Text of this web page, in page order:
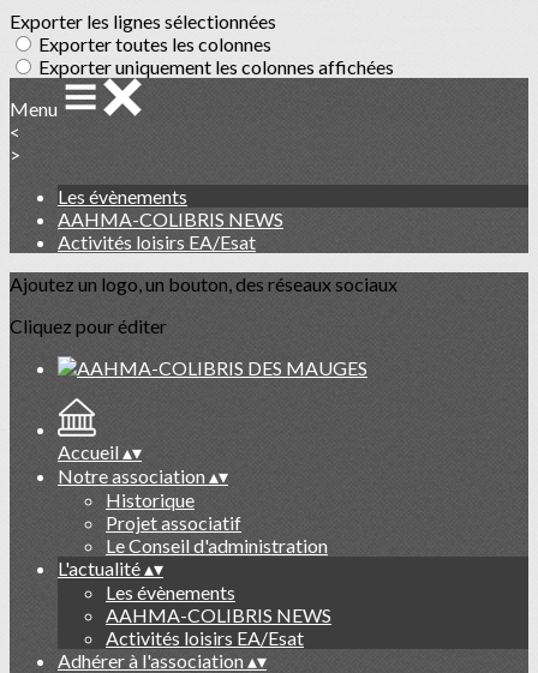
Exporter les lignes sélectionnées
Exporter toutes les colonnes
Exporter uniquement les colonnes affichées
Menu
<
>
Les évènements
AAHMA-COLIBRIS NEWS
Activités loisirs EA/Esat
Ajoutez un logo, un bouton, des réseaux sociaux
Cliquez pour éditer
Accueil▴▾
Notre association▴▾
Historique
Projet associatif
Le Conseil d'administration
L'actualité▴▾
Les évènements
AAHMA-COLIBRIS NEWS
Activités loisirs EA/Esat
Adhérer à l'association▴▾